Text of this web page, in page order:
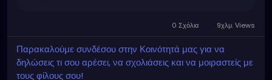
0 Σχόλια 9χλμ. Views
Παρακαλούμε συνδέσου στην Κοινότητά μας για να
δηλώσεις τι σου αρέσει, να σχολιάσεις και να μοιραστείς με
τους φίλους σου!